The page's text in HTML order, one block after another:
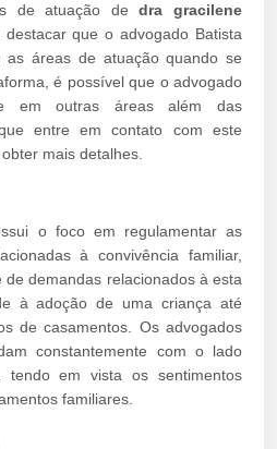
de atuação dedra gracilene
destacar que o advogado Batista
as áreas de atuação quando se
é possível que o advogado
em outras áreas além das
entre em contato com este
mais detalhes.
o foco em regulamentar as
à convivência familiar,
demandas relacionados à esta
à adoção de uma criança até
de casamentos. Os advogados
constantemente com o lado
tendo em vista os sentimentos
familiares.